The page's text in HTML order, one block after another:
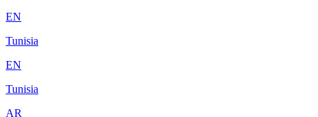
EN
Tunisia
EN
Tunisia
AR